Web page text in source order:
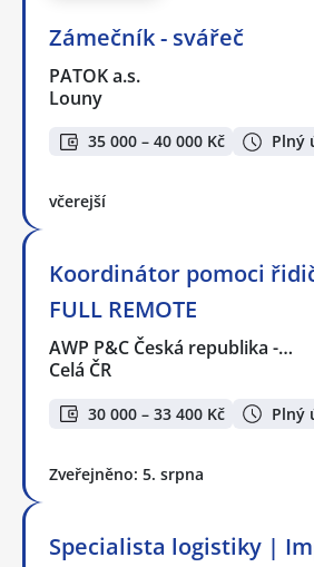
Zámečník - svářeč
PATOK a.s.
Louny
35 000 – 40 000 Kč Plný
včerejší
Koordinátor pomoci
FULL REMOTE
AWP P&C Česká republika -…
Celá ČR
30 000 – 33 400 Kč Plný
Zveřejněno: 5. srpna
Specialista logistiky |